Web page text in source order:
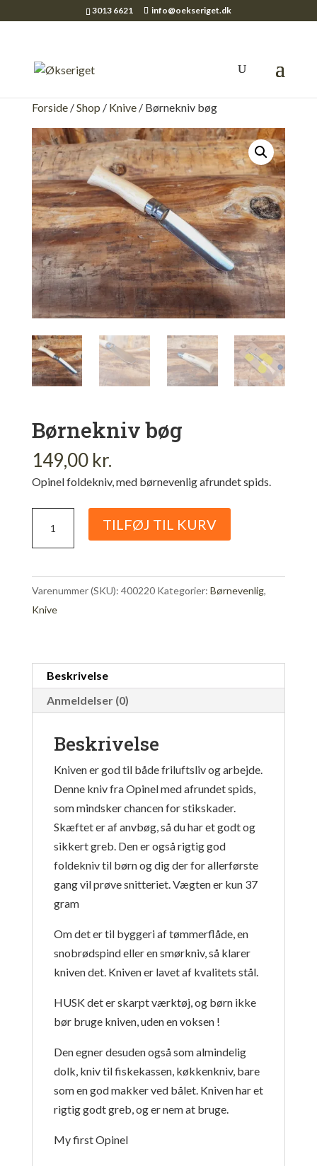
3013 6621 info@oekseriget.dk
Forside/Shop / Knive/ Børnekniv bøg
Børnekniv bøg
149,00 kr.
Opinel foldekniv, med børnevenlig afrundet spids.
TILFØJ TIL KURV
Varenummer (SKU): 400220 Kategorier: Børnevenlig,
Knive
Beskrivelse
Anmeldelser (0)
Beskrivelse
Kniven er god til både friluftsliv og arbejde.
Denne kniv fra Opinel med afrundet spids,
som mindsker chancen for stikskader.
Skæftet er af anvbøg, så du har et godt og
sikkert greb. Den er også rigtig god
foldekniv til børn og dig der for allerførste
gang vil prøve snitteriet. Vægten er kun 37
gram
Om det er til byggeri af tømmerflåde, en
snobrødspind eller en smørkniv, så klarer
kniven det. Kniven er lavet af kvalitets stål.
HUSK det er skarpt værktøj, og børn ikke
bør bruge kniven, uden en voksen !
Den egner desuden også som almindelig
dolk, kniv til fiskekassen, køkkenkniv, bare
som en god makker ved bålet. Kniven har et
rigtig godt greb, og er nem at bruge.
My first Opinel